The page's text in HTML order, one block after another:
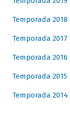
Temporada 2018
Temporada 2017
Temporada 2016
Temporada 2015
Temporada 2014